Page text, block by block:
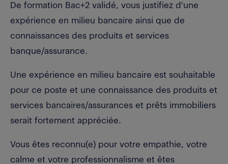
De formation Bac+2 validé, vous justifiez d'une
expérience en milieu bancaire ainsi que de
connaissances des produits et services
banque/assurance.
Une expérience en milieu bancaire est souhaitable
pour ce poste et une connaissance des produits et
services bancaires/assurances et prêts immobiliers
serait fortement appréciée.
Vous êtes reconnu(e) pour votre empathie, votre
calme et votre professionnalisme et êtes